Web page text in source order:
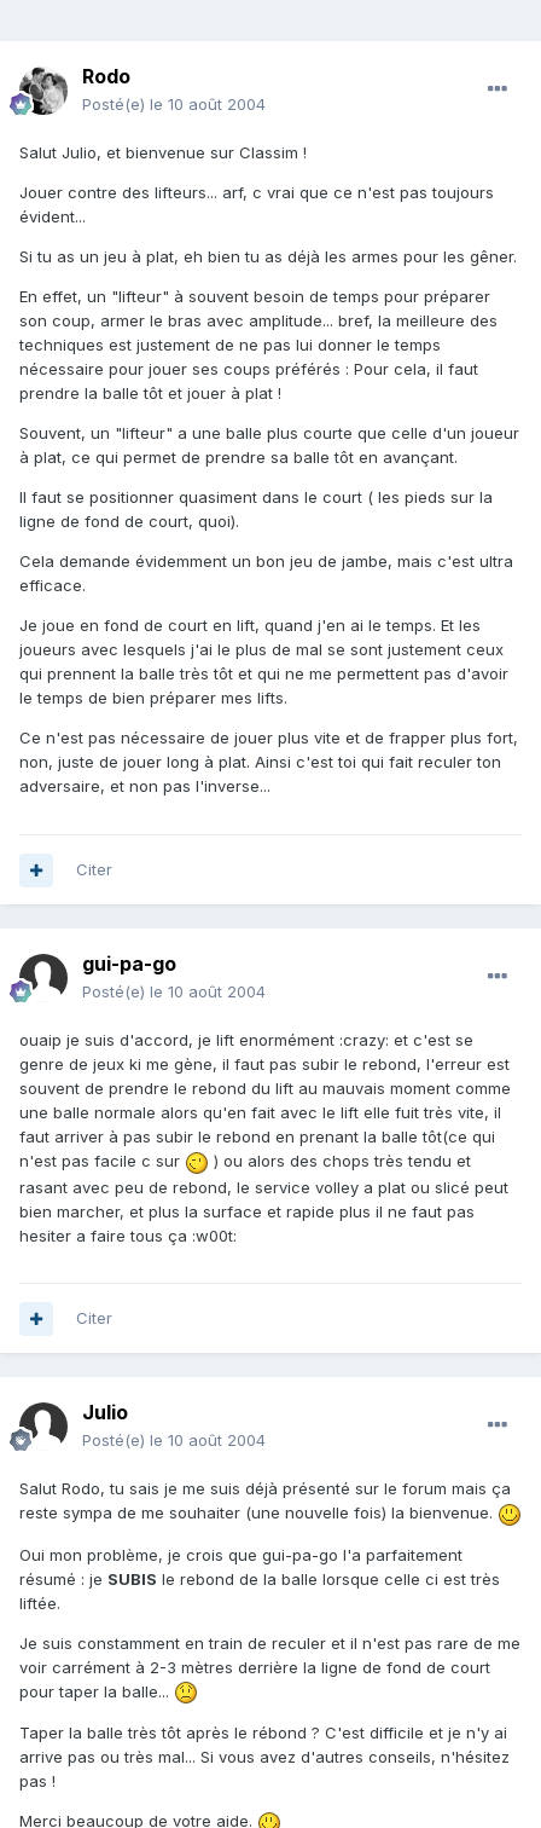
Rodo
Posté(e) le 10 août 2004
Salut Julio, et bienvenue sur Classim !
Jouer contre des lifteurs... arf, c vrai que ce n'est pas toujours
évident...
Si tu as un jeu à plat, eh bien tu as déjà les armes pour les gêner.
En effet, un "lifteur" à souvent besoin de temps pour préparer
son coup, armer le bras avec amplitude... bref, la meilleure des
techniques est justement de ne pas lui donner le temps
nécessaire pour jouer ses coups préférés : Pour cela, il faut
prendre la balle tôt et jouer à plat !
Souvent, un "lifteur" a une balle plus courte que celle d'un joueur
à plat, ce qui permet de prendre sa balle tôt en avançant.
Il faut se positionner quasiment dans le court ( les pieds sur la
ligne de fond de court, quoi).
Cela demande évidemment un bon jeu de jambe, mais c'est ultra
efficace.
Je joue en fond de court en lift, quand j'en ai le temps. Et les
joueurs avec lesquels j'ai le plus de mal se sont justement ceux
qui prennent la balle très tôt et qui ne me permettent pas d'avoir
le temps de bien préparer mes lifts.
Ce n'est pas nécessaire de jouer plus vite et de frapper plus fort,
non, juste de jouer long à plat. Ainsi c'est toi qui fait reculer ton
adversaire, et non pas l'inverse...
Citer
gui-pa-go
Posté(e) le 10 août 2004
ouaip je suis d'accord, je lift enormément :crazy: et c'est se
genre de jeux ki me gène, il faut pas subir le rebond, l'erreur est
souvent de prendre le rebond du lift au mauvais moment comme
une balle normale alors qu'en fait avec le lift elle fuit très vite, il
faut arriver à pas subir le rebond en prenant la balle tôt(ce qui
n'est pas facile c sur
) ou alors des chops très tendu et
rasant avec peu de rebond, le service volley a plat ou slicé peut
bien marcher, et plus la surface et rapide plus il ne faut pas
hesiter a faire tous ça :w00t:
Citer
Julio
Posté(e) le 10 août 2004
Salut Rodo, tu sais je me suis déjà présenté sur le forum mais ça
reste sympa de me souhaiter (une nouvelle fois) la bienvenue.
Oui mon problème, je crois que gui-pa-go l'a parfaitement
résumé : je SUBIS le rebond de la balle lorsque celle ci est très
liftée.
Je suis constamment en train de reculer et il n'est pas rare de me
voir carrément à 2-3 mètres derrière la ligne de fond de court
pour taper la balle...
Taper la balle très tôt après le rébond ? C'est difficile et je n'y ai
arrive pas ou très mal... Si vous avez d'autres conseils, n'hésitez
pas !
Merci beaucoup de votre aide.